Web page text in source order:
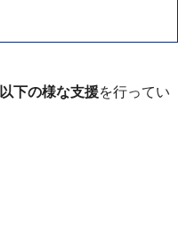
下の様な支援を行ってい